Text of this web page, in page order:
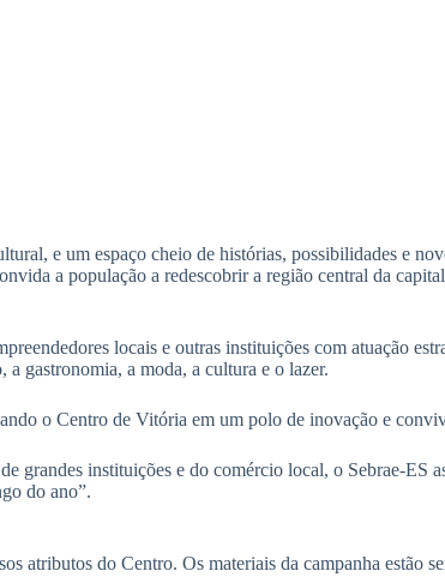
e um espaço cheio de histórias, possibilidades e
a população a redescobrir a região central da
locais e outras instituições com atuação
gastronomia, a moda, a cultura e o lazer.
o Centro de Vitória em um polo de inovação e
instituições e do comércio local, o Sebrae-ES
do ano”.
atributos do Centro. Os materiais da campanha estão